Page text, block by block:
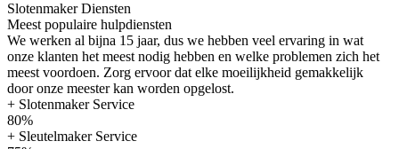
Slotenmaker Diensten
Meest populaire hulpdiensten
We werken al bijna 15 jaar, dus we hebben veel ervaring in wat
onze klanten het meest nodig hebben en welke problemen zich het
meest voordoen. Zorg ervoor dat elke moeilijkheid gemakkelijk
door onze meester kan worden opgelost.
+ Slotenmaker Service
80%
+ Sleutelmaker Service